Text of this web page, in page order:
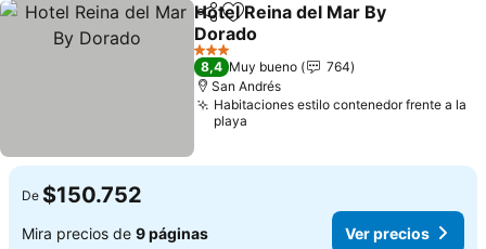
CompartirAgregar a favoritos
Hotel Reina del Mar By
Dorado
3 Estrellas
8,4 Muy bueno
764
San Andrés
Habitaciones estilo contenedor frente a la
playa
De $150.752
Mira precios de 9 páginas Ver precios